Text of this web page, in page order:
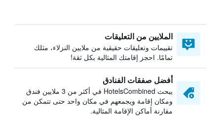
الملايين من التعليقات
تقييمات وتعليقات حقيقية من ملايين النزلاء، مثلك
تمامًا. احجز إقامتك المثالية بكل ثقة!
أفضل صفقات الفنادق
يبحث HotelsCombined في أكثر من 3 ملايين فندق
ومكان إقامة ويجمعهم في مكان واحد حتى تتمكن من
مقارنة أماكن الإقامة المثالية.